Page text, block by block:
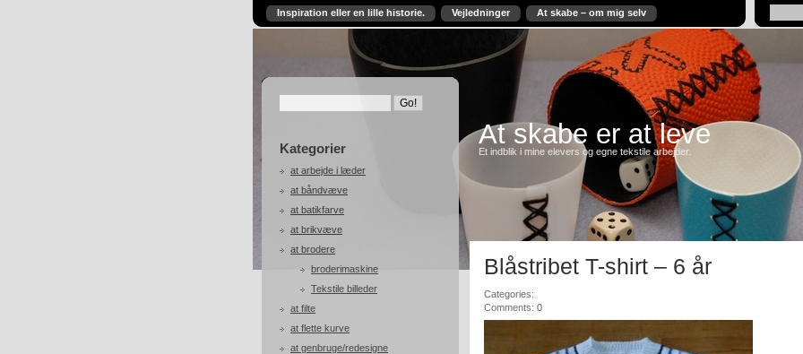
Inspiration eller en lille historie. Vejledninger At skabe – om mig selv
Kategorier
at arbejde i læder
at båndvæve
at batikfarve
at brikvæve
at brodere
broderimaskine
Tekstile billeder
at filte
at flette kurve
at genbruge/redesigne
At skabe er at leve
Et indblik i mine elevers og egne tekstile arbejder.
Blåstribet T-shirt – 6 år
Categories:
Comments: 0